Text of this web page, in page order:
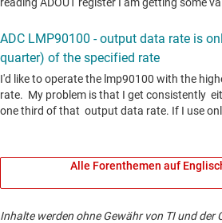
Alle Forenthemen auf
Inhalte werden ohne Gewähr von TI und der